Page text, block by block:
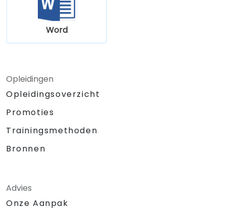
Word
Opleidingen
Opleidingsoverzicht
Promoties
Trainingsmethoden
Bronnen
Advies
Onze Aanpak